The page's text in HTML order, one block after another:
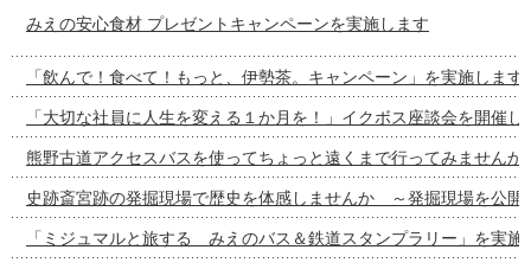
みえの安心食材 プレゼントキャンペーンを実施します
「飲んで！食べて！もっと、伊勢茶。キャンペーン」を実施します
「大切な社員に人生を変える１か月を！」イクボス座談会を開催し
熊野古道アクセスバスを使ってちょっと遠くまで行ってみませんか
史跡斎宮跡の発掘現場で歴史を体感しませんか ～発掘現場を公開
「ミジュマルと旅する みえのバス＆鉄道スタンプラリー」を実施